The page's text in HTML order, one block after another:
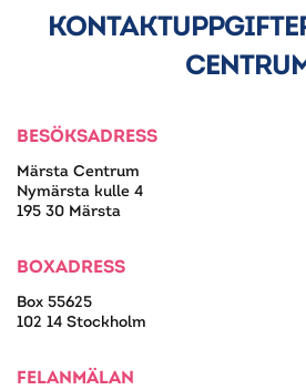
BESÖKSADRESS
Märsta Centrum
Nymärsta kulle 4
195 30 Märsta
BOXADRESS
Box 55625
102 14 Stockholm
FELANMÄLAN